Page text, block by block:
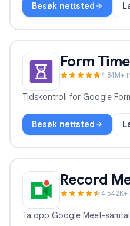
Besøk nettsted
Form
4.84M+
Tidskontroll for Google
Besøk nettsted
Record
4.542
Ta opp Google Meet-